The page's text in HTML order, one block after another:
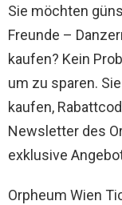
Sie möchten
Freunde –
kaufen? Kein
um zu sparen.
kaufen,
Newsletter des
exklusive
Orpheum Wien